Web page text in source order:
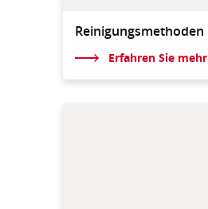
Reinigungsmethoden
Erfahren Sie mehr